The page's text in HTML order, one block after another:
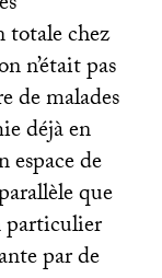
totale chez
n’était pas
de malades
déjà en
espace de
que
particulier
par de